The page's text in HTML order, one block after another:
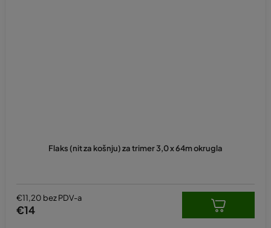
Flaks (nit za košnju) za trimer 3,0 x 64m okrugla
€11,20 bez PDV-a
€14